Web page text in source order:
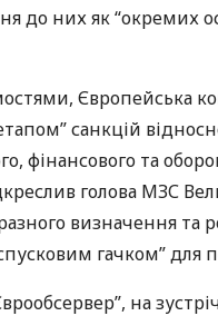
до них як “окремих
Європейська
санкцій
фінансового та
голова МЗС
визначення та
гачком” для
на